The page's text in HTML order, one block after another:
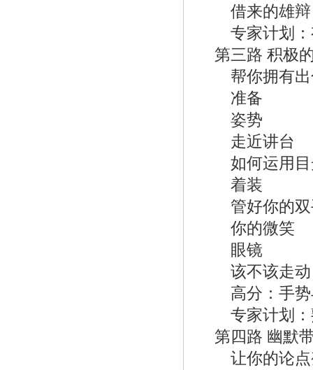
借来的雄辩
专家计划：
第三路 积极
帮你拥有出
准备
姿势
走近讲台
如何运用
着装
管好你的双
你的微笑
眼镜
该不该走动
高分：手势
专家计划：
第四路 幽默
让你的论点